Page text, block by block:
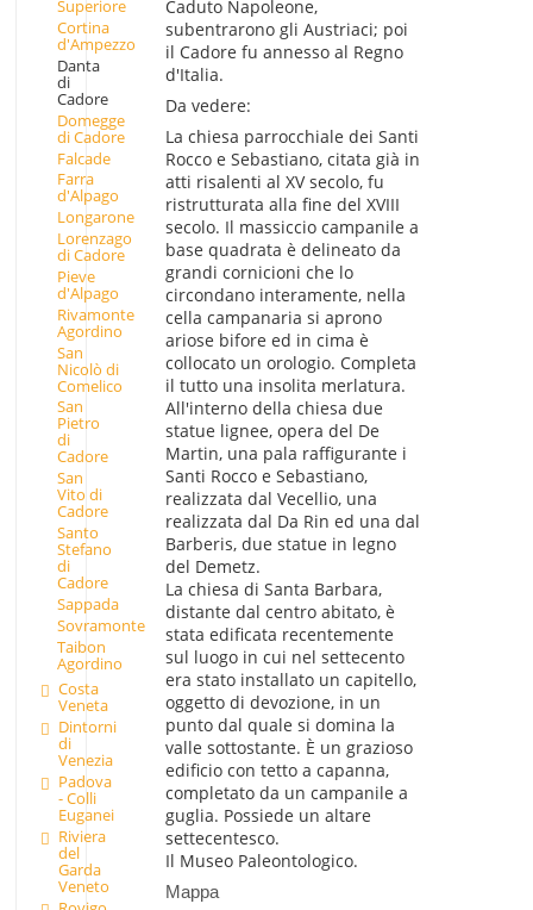
Superiore
Cortina
d'Ampezzo
Danta
di
Cadore
Domegge
di Cadore
Falcade
Farra
d'Alpago
Longarone
Lorenzago
di Cadore
Pieve
d'Alpago
Rivamonte
Agordino
San
Nicolò di
Comelico
San
Pietro
di
Cadore
San
Vito di
Cadore
Santo
Stefano
di
Cadore
Sappada
Sovramonte
Taibon
Agordino
Costa
Veneta
Dintorni
di
Venezia
Padova
- Colli
Euganei
Riviera
del
Garda
Veneto
Caduto Napoleone,
subentrarono gli Austriaci; poi
il Cadore fu annesso al Regno
d'Italia.
Da vedere:
La chiesa parrocchiale dei Santi
Rocco e Sebastiano, citata già in
atti risalenti al XV secolo, fu
ristrutturata alla fine del XVIII
secolo. Il massiccio campanile a
base quadrata è delineato da
grandi cornicioni che lo
circondano interamente, nella
cella campanaria si aprono
ariose bifore ed in cima è
collocato un orologio. Completa
il tutto una insolita merlatura.
All'interno della chiesa due
statue lignee, opera del De
Martin, una pala raffigurante i
Santi Rocco e Sebastiano,
realizzata dal Vecellio, una
realizzata dal Da Rin ed una dal
Barberis, due statue in legno
del Demetz.
La chiesa di Santa Barbara,
distante dal centro abitato, è
stata edificata recentemente
sul luogo in cui nel settecento
era stato installato un capitello,
oggetto di devozione, in un
punto dal quale si domina la
valle sottostante. È un grazioso
edificio con tetto a capanna,
completato da un campanile a
guglia. Possiede un altare
settecentesco.
Il Museo Paleontologico.
Mappa